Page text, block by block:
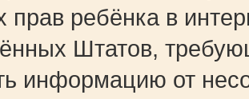
прав ребёнка в
Штатов,
информацию от